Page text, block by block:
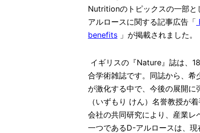
Nutritionのトピックスの一部と
アルロースに関する記事広告「
benefits 」が掲載されました。
イギリスの『Nature』誌は、
合学術雑誌です。同誌から、
が激化する中で、今後の展開
（いずもり けん）名誉教授が
会社の共同研究により、産業
一つであるD-アルロースは、